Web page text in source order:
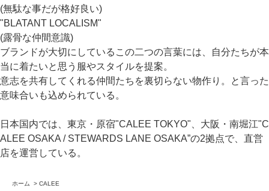
(無駄な事だが格好良い)
"BLATANT LOCALISM"
(露骨な仲間意識)
ブランドが大切にしているこの二つの言葉には、自分たちが本
当に着たいと思う服やスタイルを提案。
意志を共有してくれる仲間たちを裏切らない物作り。と言った
意味合いも込められている。
日本国内では、東京・原宿"CALEE TOKYO"、大阪・南堀江"C
ALEE OSAKA / STEWARDS LANE OSAKA”の2拠点で、直営
店を運営している。
ホーム > CALEE